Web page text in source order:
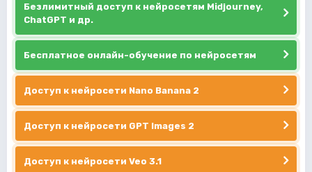
Безлимитный доступ к нейросетям Midjourney,
ChatGPT и др.
Бесплатное онлайн-обучение по нейросетям
Доступ к нейросети Nano Banana 2
Доступ к нейросети GPT Images 2
Доступ к нейросети Veo 3.1